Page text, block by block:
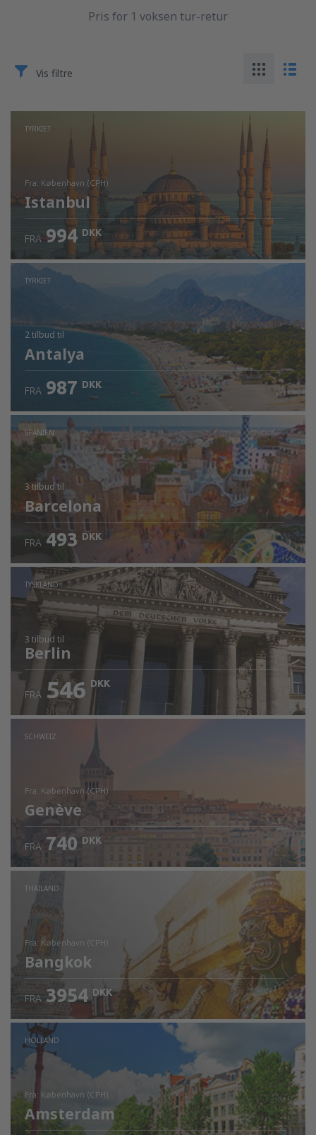
Pris for 1 voksen tur-retur
Vis filtre
TYRKIET
fra: København (CPH)
Istanbul
Kontrollér oplysninger
FRA 994 DKK
TYRKIET
2 tilbud til
Antalya
FRA 987 DKK
SPANIEN
3 tilbudtil
Barcelona
FRA 493 DKK
TYSKLAND
3 tilbud til
Berlin
FRA 546 DKK
SCHWEIZ
fra: København (CPH)
Genève
Kontrollér oplysninger
FRA 740 DKK
THAILAND
fra: København (CPH)
Bangkok
Kontrollér oplysninger
FRA 3954 DKK
HOLLAND
fra: København (CPH)
Amsterdam